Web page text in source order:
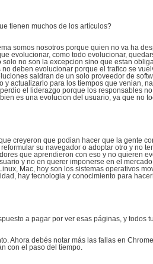
tienen muchos de los artículos?
somos nosotros porque quien no va ha
evolucionar, como todo evolucionar,
no son la excepcion sino que estan
deben evolucionar porque el trafico se
saldran de un solo proveedor de
actualizarlo para los tiempos que venian,
el liderazgo porque los responsables
es una evolucion del usuario, ya que no
creyeron que podian hacer que la gente
su navegador o adoptar otro y no
que aprendieron con eso y no quieren
y no en querer imponerse en el
Mac, hoy son los sistemas operativos
hay tecnologia y conocimiento para
a pagar por ver esas páginas, y todos
Ahora debés notar más las fallas en
con el paso del tiempo.